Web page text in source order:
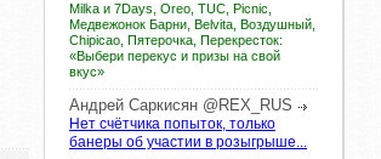
Milka и 7Days, Oreo, TUC, Picnic,
Медвежонок Барни, Belvita, Воздушный,
Chipicao, Пятерочка, Перекресток:
«Выбери перекус и призы на свой
вкус»
Андрей Саркисян @REX_RUS
Нет счётчика попыток, только
банеры об участии в розыгрыше...